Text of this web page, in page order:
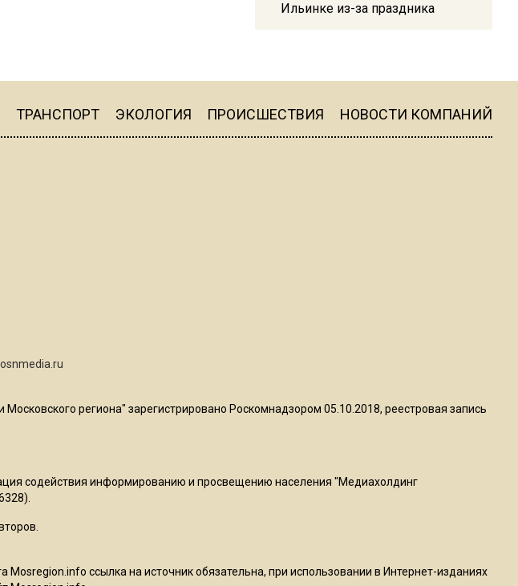
Ильинке из-за праздника
Telegram после обвинений
Роман Терюшков назвал
ТРАНСПОРТ ЭКОЛОГИЯ ПРОИСШЕСТВИЯ НОВОСТИ КОМПАНИЙ
региона" зарегистрировано Роскомнадзором 05.10.2018, реестровая запись
содействия информированию и просвещению населения "Медиахолдинг
Mosregion.info ссылка на источник обязательна, при использовании в Интернет-изданиях